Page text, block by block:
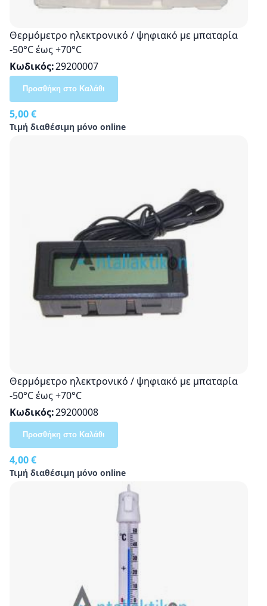
Θερμόμετρο ηλεκτρονικό / ψηφιακό με μπαταρία
-50°C έως +70°C
Κωδικός 29200007
5,00 €
Τιμή διαθέσιμη μόνο online
Προσθήκη στο Καλάθι
Θερμόμετρο ηλεκτρονικό / ψηφιακό με μπαταρία
-50°C έως +70°C
Κωδικός 29200008
4,00 €
Τιμή διαθέσιμη μόνο online
Προσθήκη στο Καλάθι